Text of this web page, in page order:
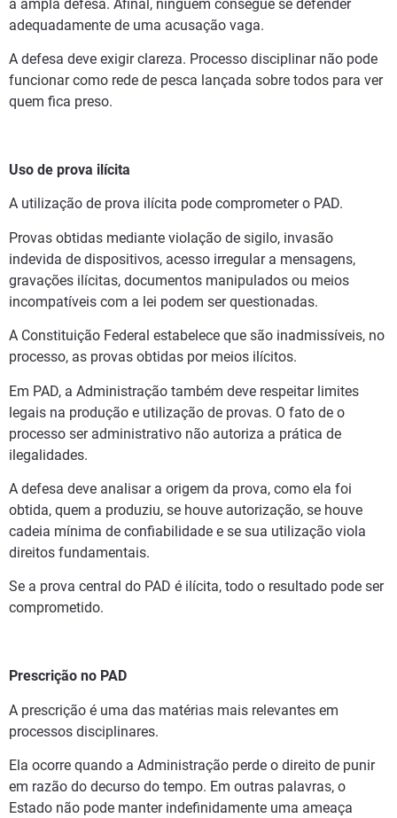
a ampla defesa. Afinal, ninguém consegue se defender
adequadamente de uma acusação vaga.
A defesa deve exigir clareza. Processo disciplinar não pode
funcionar como rede de pesca lançada sobre todos para ver
quem fica preso.
Uso de prova ilícita
A utilização de prova ilícita pode comprometer o PAD.
Provas obtidas mediante violação de sigilo, invasão
indevida de dispositivos, acesso irregular a mensagens,
gravações ilícitas, documentos manipulados ou meios
incompatíveis com a lei podem ser questionadas.
A Constituição Federal estabelece que são inadmissíveis, no
processo, as provas obtidas por meios ilícitos.
Em PAD, a Administração também deve respeitar limites
legais na produção e utilização de provas. O fato de o
processo ser administrativo não autoriza a prática de
ilegalidades.
A defesa deve analisar a origem da prova, como ela foi
obtida, quem a produziu, se houve autorização, se houve
cadeia mínima de confiabilidade e se sua utilização viola
direitos fundamentais.
Se a prova central do PAD é ilícita, todo o resultado pode ser
comprometido.
Prescrição no PAD
A prescrição é uma das matérias mais relevantes em
processos disciplinares.
Ela ocorre quando a Administração perde o direito de punir
em razão do decurso do tempo. Em outras palavras, o
Estado não pode manter indefinidamente uma ameaça